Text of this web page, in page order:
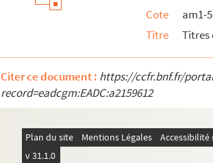
Cote
am1-
Titre
Titres
Citer ce document : https://ccfr.bnf.fr/
record=eadcgm:EADC:a2159612
Plan du site Mentions Légales
v 31.1.0